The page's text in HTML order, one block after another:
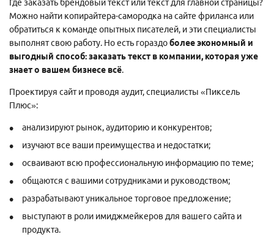
Где заказать брендовый текст или текст для главной страницы?
Можно найти копирайтера-самородка на сайте фриланса или
обратиться к команде опытных писателей, и эти специалисты
выполнят свою работу. Но есть гораздоболее экономный и
выгодный способ: заказать текст в компании, которая уже
знает о вашем бизнесе всё.
Проектируя сайт и проводя аудит, специалисты «Пиксель
Плюс»:
анализируют рынок, аудиторию и конкурентов;
изучают все ваши преимущества и недостатки;
осваивают всю профессиональную информацию по теме;
общаются с вашими сотрудниками и руководством;
разрабатывают уникальное торговое предложение;
выступают в роли имиджмейкеров для вашего сайта и
продукта.